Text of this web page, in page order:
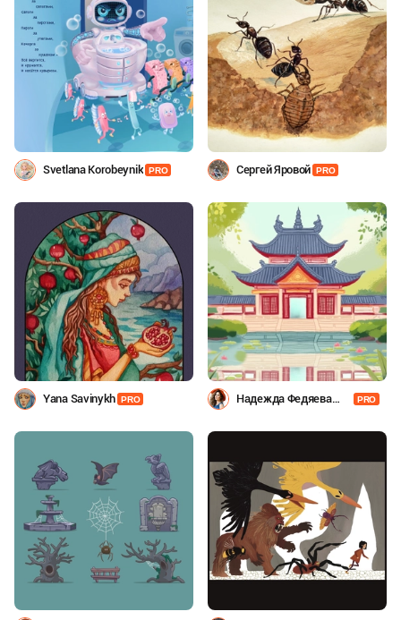
Svetlana Korobeynik PRO Сергей Яровой PRO
Yana Savinykh PRO
Надежда Федяева
PRO